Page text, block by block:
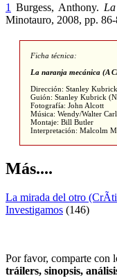
1 Burgess, Anthony.
Minotauro, 2008, pp. 86-
Ficha técnica:
La naranja mecánica (A
Dirección: Stanley Kubrick
Guión: Stanley Kubrick
Fotografía: John Alcott
Música: Wendy/Walter
Montaje: Bill Butler
Interpretación: Malcolm
Más....
La mirada del otro
Investigamos (146)
Por favor, comparte con
tráilers, sinopsis,